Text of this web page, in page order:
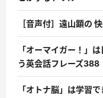
［音声付］遠山顕の
「オーマイガー！」
う英会話フレーズ388
「オトナ脳」は学習で